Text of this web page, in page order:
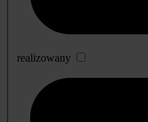
realizowany